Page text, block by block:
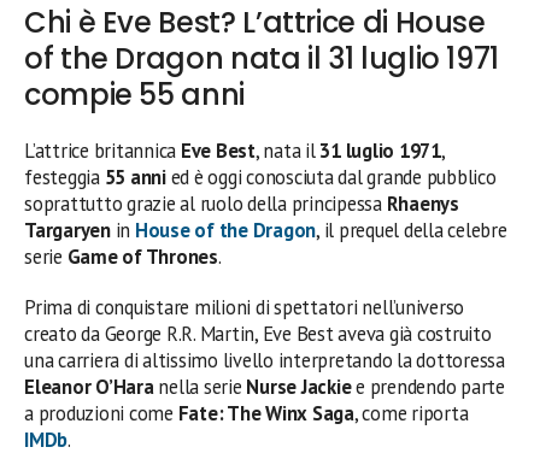
Chi è Eve Best? L’attrice di House
of the Dragon nata il 31 luglio 1971
compie 55 anni
L’attrice britannica Eve Best, nata il31 luglio 1971,
festeggia 55 annied è oggi conosciuta dal grande pubblico
soprattutto grazie al ruolo della principessa Rhaenys
Targaryenin House of the Dragon, il prequel della celebre
serie Game of Thrones.
Prima di conquistare milioni di spettatori nell’universo
creato da George R.R. Martin, Eve Best aveva già costruito
una carriera di altissimo livello interpretando la dottoressa
Eleanor O’Haranella serie Nurse Jackiee prendendo parte
a produzioni come Fate: The Winx Saga, come riporta
IMDb.